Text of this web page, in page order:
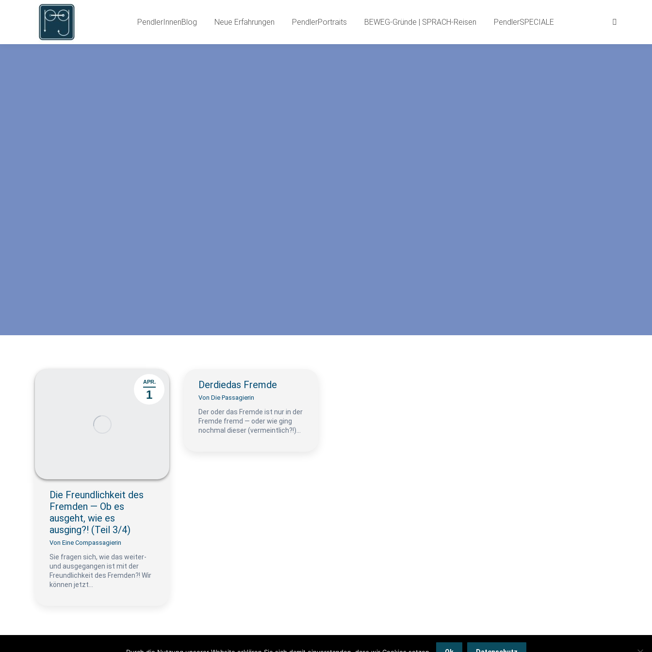
PendlerInnenBlog Neue Erfahrungen PendlerPortraits BEWEG-Gründe | SPRACH-Reisen PendlerSPECIALE
APR.
1
Die Freundlichkeit des
Fremden — Ob es
ausgeht, wie es
ausging?! (Teil 3/4)
Von Eine Compassagierin
Sie fragen sich, wie das weiter-
und ausgegangen ist mit der
Freundlichkeit des Fremden?! Wir
können jetzt…
Derdiedas Fremde
Von Die Passagierin
Der oder das Fremde ist nur in der
Fremde fremd — oder wie ging
nochmal dieser (vermeintlich?!)…
PendlerSPECIALE Suchen: